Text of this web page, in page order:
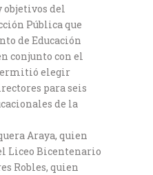
objetivos del
Pública que
de Educación
conjunto con el
elegir
para seis
de la
Araya, quien
Liceo Bicentenario
Robles, quien